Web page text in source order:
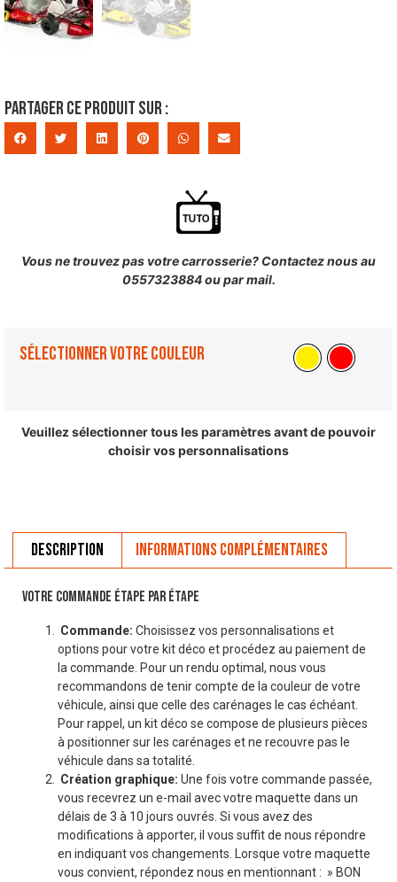
Partager ce produit sur :
Vous ne trouvez pas votre carrosserie? Contactez nous au
0557323884 ou par mail.
Sélectionner votre couleur
Veuillez sélectionner tous les paramètres avant de pouvoir
choisir vos personnalisations
Description Informations complémentaires
VOTRE COMMANDE ÉTAPE PAR ÉTAPE
Commande: Choisissez vos personnalisations et
options pour votre kit déco et procédez au paiement de
la commande. Pour un rendu optimal, nous vous
recommandons de tenir compte de la couleur de votre
véhicule, ainsi que celle des carénages le cas échéant.
Pour rappel, un kit déco se compose de plusieurs pièces
à positionner sur les carénages et ne recouvre pas le
véhicule dans sa totalité.
Création graphique: Une fois votre commande passée,
vous recevrez un e-mail avec votre maquette dans un
délais de 3 à 10 jours ouvrés. Si vous avez des
modifications à apporter, il vous suffit de nous répondre
en indiquant vos changements. Lorsque votre maquette
vous convient, répondez nous en mentionnant : » BON